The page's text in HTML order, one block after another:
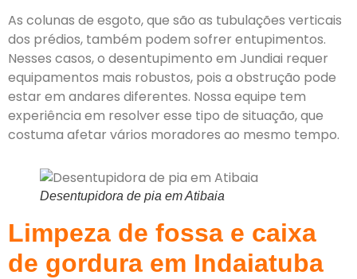
As colunas de esgoto, que são as tubulações verticais
dos prédios, também podem sofrer entupimentos.
Nesses casos, o desentupimento em Jundiai requer
equipamentos mais robustos, pois a obstrução pode
estar em andares diferentes. Nossa equipe tem
experiência em resolver esse tipo de situação, que
costuma afetar vários moradores ao mesmo tempo.
Desentupidora de pia em Atibaia
Limpeza de fossa e caixa
de gordura em Indaiatuba